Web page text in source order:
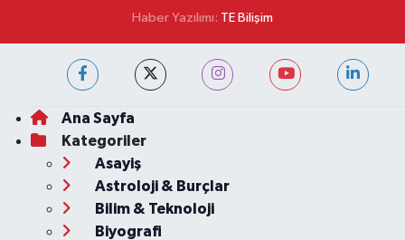
Haber Yazılımı: TE Bilişim
Ana Sayfa
Kategoriler
Asayiş
Astroloji & Burçlar
Bilim & Teknoloji
Biyografi